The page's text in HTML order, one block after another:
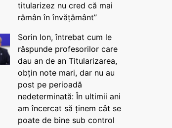
titularizez nu cred că mai
rămân în învățământ”
Sorin Ion, întrebat cum le
răspunde profesorilor care
dau an de an Titularizarea,
obțin note mari, dar nu au
post pe perioadă
nedeterminată: În ultimii ani
am încercat să ținem cât se
poate de bine sub control